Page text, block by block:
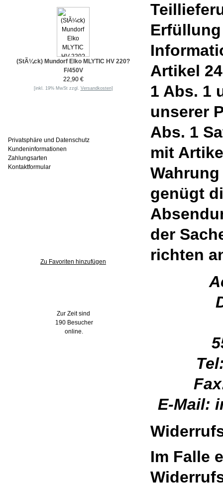
(StÃ¼ck) Mundorf Elko MLYTIC HV 220?
F/450V
22,90 €
[inkl. 19% MwSt zzgl. Versandkosten]
Privatsphäre und Datenschutz
Kundeninformationen
Zahlungsarten
Kontaktformular
Zu Favoriten hinzufügen
Zur Zeit sind
190 Besucher
online.
Artikel
1 Abs. 1
unserer
Abs. 1
mit
genügt
der
richten
E-Mail:
Im Falle